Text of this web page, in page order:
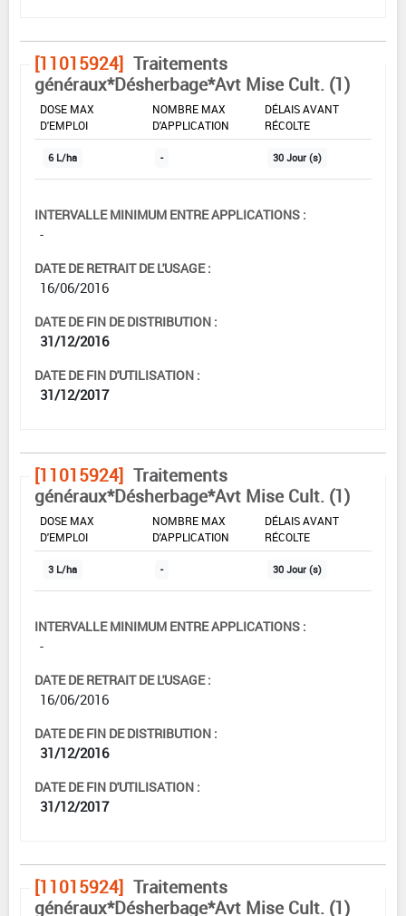
[11015924] Traitements
généraux*Désherbage*Avt Mise Cult. (1)
DOSE MAX
D'EMPLOI
NOMBRE MAX
D'APPLICATION
DÉLAIS AVANT
RÉCOLTE
6 L/ha - 30 Jour (s)
INTERVALLE MINIMUM ENTRE APPLICATIONS :
-
DATE DE RETRAIT DE L'USAGE :
16/06/2016
DATE DE FIN DE DISTRIBUTION :
31/12/2016
DATE DE FIN D'UTILISATION :
31/12/2017
[11015924] Traitements
généraux*Désherbage*Avt Mise Cult. (1)
DOSE MAX
D'EMPLOI
NOMBRE MAX
D'APPLICATION
DÉLAIS AVANT
RÉCOLTE
3 L/ha - 30 Jour (s)
INTERVALLE MINIMUM ENTRE APPLICATIONS :
-
DATE DE RETRAIT DE L'USAGE :
16/06/2016
DATE DE FIN DE DISTRIBUTION :
31/12/2016
DATE DE FIN D'UTILISATION :
31/12/2017
[11015924] Traitements
généraux*Désherbage*Avt Mise Cult. (1)